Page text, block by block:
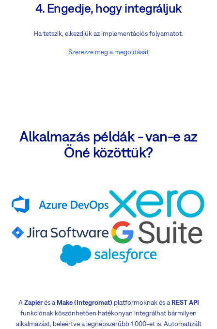
4. Engedje, hogy integráljuk
Ha tetszik, elkezdjük az implementációs folyamatot.
Szerezze meg a megoldását
Alkalmazás példák - van-e az
Öné közöttük?
A Zapierés a Make (Integromat) platformoknak és a REST API
funkciónak köszönhetően hatékonyan integrálhat bármilyen
alkalmazást, beleértve a legnépszerűbb 1.000-et is. Automatizált